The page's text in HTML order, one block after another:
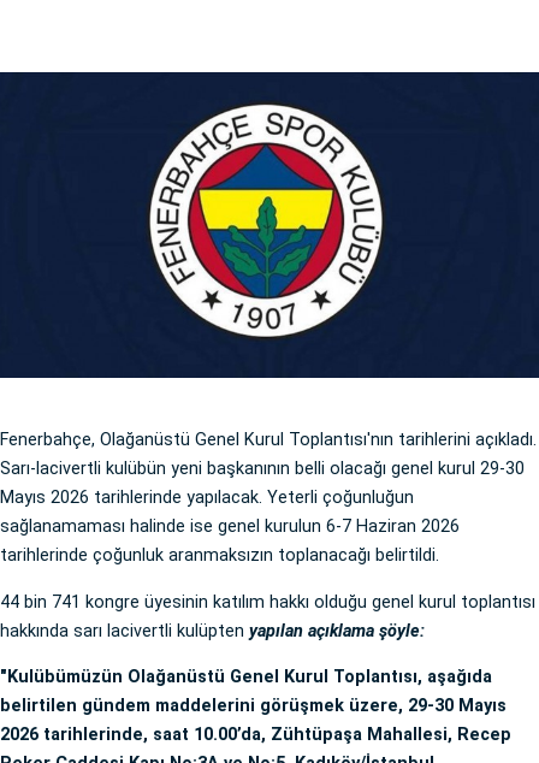
Fenerbahçe, Olağanüstü Genel Kurul Toplantısı'nın tarihlerini açıkladı.
Sarı-lacivertli kulübün yeni başkanının belli olacağı genel kurul 29-30
Mayıs 2026 tarihlerinde yapılacak. Yeterli çoğunluğun
sağlanamaması halinde ise genel kurulun 6-7 Haziran 2026
tarihlerinde çoğunluk aranmaksızın toplanacağı belirtildi.
44 bin 741 kongre üyesinin katılım hakkı olduğu genel kurul toplantısı
hakkında sarı lacivertli kulüpten yapılan açıklama şöyle:
"Kulübümüzün Olağanüstü Genel Kurul Toplantısı, aşağıda
belirtilen gündem maddelerini görüşmek üzere, 29-30 Mayıs
2026 tarihlerinde, saat 10.00’da, Zühtüpaşa Mahallesi, Recep